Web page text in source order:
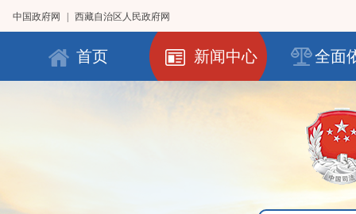
中国政府网 西藏自治区人民政府网
首页 新闻中心 全面